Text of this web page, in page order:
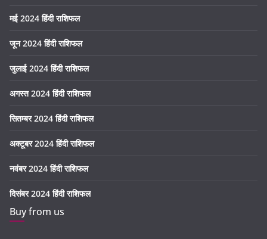
मई 2024 हिंदी राशिफल
जून 2024 हिंदी राशिफल
जुलाई 2024 हिंदी राशिफल
अगस्त 2024 हिंदी राशिफल
सितम्बर 2024 हिंदी राशिफल
अक्टूबर 2024 हिंदी राशिफल
नवंबर 2024 हिंदी राशिफल
दिसंबर 2024 हिंदी राशिफल
Buy from us